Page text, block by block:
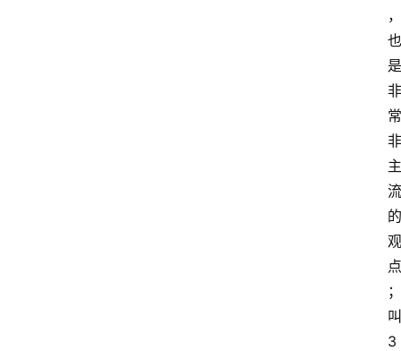
，
也
是
非
常
非
主
流
的
观
点
；
叫
3